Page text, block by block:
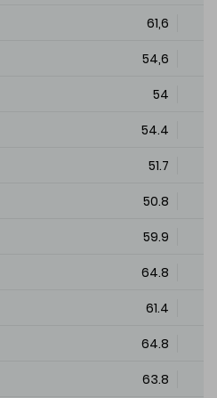
61,6
54,6
54
54.4
51.7
50.8
59.9
64.8
61.4
64.8
63.8